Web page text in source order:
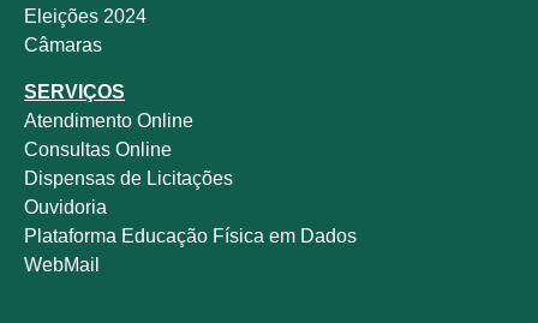
Eleições 2024
Câmaras
SERVIÇOS
Atendimento Online
Consultas Online
Dispensas de Licitações
Ouvidoria
Plataforma Educação Física em Dados
WebMail